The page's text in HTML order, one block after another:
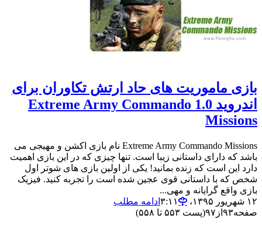
بازی ماموریت های حاد ارتش تکاوران برای
اندروید 1.0 Extreme Army Commando
Missions
Extreme Army Commando Missions نام بازی اکشن و مهیجی می
باشد که دارای داستانی زیبا است. تنها چیزی که در این بازی اهمیت
دارد این است که زنده بمانید! یکی از اولین بازی های شوتر اول
شخص که با داستانی قوی عجین شده است را تجربه کنید. فیزیک
بازی واقع گرایانه و مهی...
۱۲ شهریور ۱۳۹۵،‏ ۳:۱۱
ادامه مطلب
صفحه۹۳ از ۹۷(پست ۵۵۳ تا ۵۵۸)